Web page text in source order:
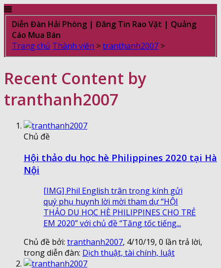
Diễn Đàn Hải Phòng | Đăng Tin Rao Vặt | Quảng
Cáo Mua Bán
Trang chủ Thành viên >tranthanh2007 >
Recent Content by
tranthanh2007
Chủ đề
Hội thảo du học hè Philippines 2020 tại Hà
Nội
[IMG] Phil English trân trọng kính gửi
quý phụ huynh lời mời tham dự “HỘI
THẢO DU HỌC HÈ PHILIPPINES CHO TRẺ
EM 2020” với chủ đề “Tăng tốc tiếng...
Chủ đề bởi: tranthanh2007, 4/10/19, 0 lần trả lời,
trong diễn đàn: Dịch thuật, tài chính, luật